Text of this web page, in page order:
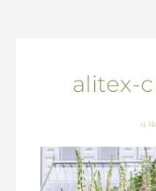
alitex-
13.